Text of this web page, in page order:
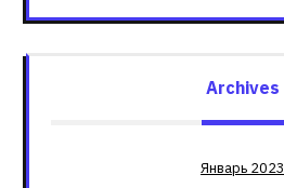
Archives
Январь 2023